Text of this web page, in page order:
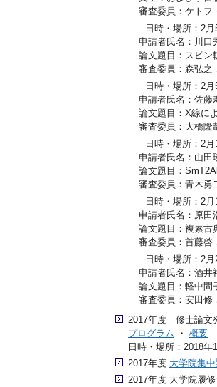
審査委員：ケトフ
日時・場所：2
申請者氏名：川口
論文題目：スピン
審査委員：森弘之
日時・場所：2
申請者氏名：佐藤
論文題目：X線に
審査委員：大橋隆
日時・場所：2
申請者氏名：山田
論文題目：
審査委員：青木勇
日時・場所：2
申請者氏名：原田
論文題目：複素古
審査委員：首藤啓
日時・場所：2
申請者氏名：酒井
論文題目：軽中間
審査委員：安田修
2017年度 修士論文
プログラム ・ 概要
日時・場所：2018
2017年度 大学院集
2017年度 大学院履